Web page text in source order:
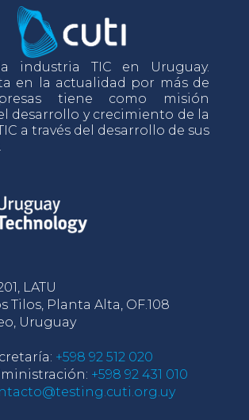
industria TIC en Uruguay.
en la actualidad por más de
tiene como misión
desarrollo y crecimiento de la
a través del desarrollo de sus
LATU
Tilos, Planta Alta, OF.108
Uruguay
+598 92 512 020
+598 92 431 010